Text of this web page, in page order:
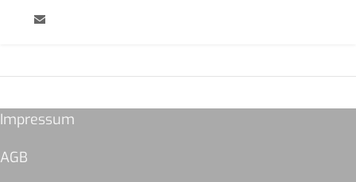
Impressum
AGB